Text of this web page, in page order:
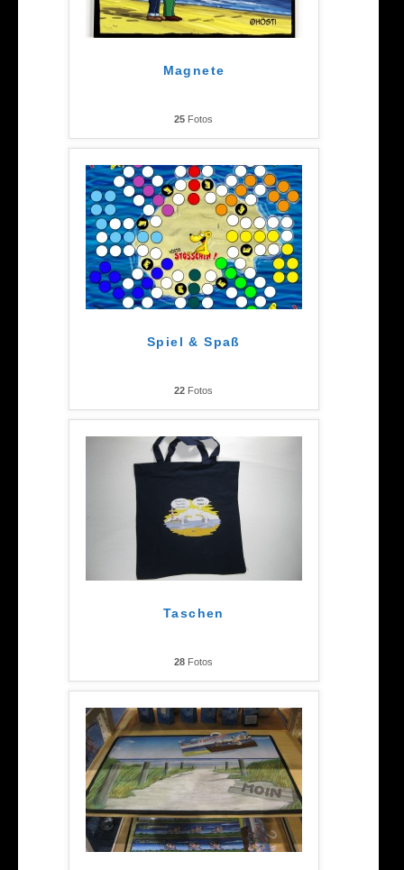
Magnete
25 Fotos
Spiel & Spaß
22 Fotos
Taschen
28 Fotos